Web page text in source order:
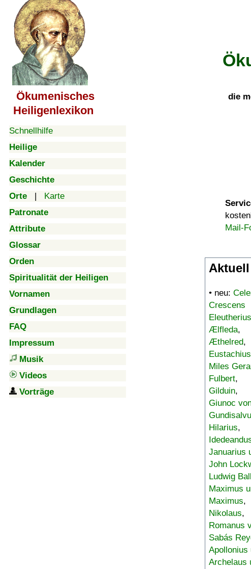
Ökumenisches
Heiligenlexikon
Schnellhilfe
Heilige
Kalender
Geschichte
Orte | Karte
Patronate
Attribute
Glossar
Orden
Spiritualität der Heiligen
Vornamen
Grundlagen
FAQ
Impressum
Musik
Videos
Vorträge
die
Mail-
• neu:
Crescens
Eleutherius
Ælfleda,
Æthelred,
Miles
Fulbert,
Gilduin,
Giunoc
Hilarius,
Januarius
John
Ludwig
Maximus
Maximus,
Nikolaus,
Romanus
Sabás
Apollonius
Archelaus